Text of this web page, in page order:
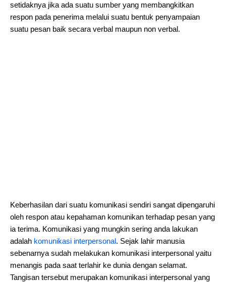
setidaknya jika ada suatu sumber yang membangkitkan
respon pada penerima melalui suatu bentuk penyampaian
suatu pesan baik secara verbal maupun non verbal.
Keberhasilan dari suatu komunikasi sendiri sangat dipengaruhi
oleh respon atau kepahaman komunikan terhadap pesan yang
ia terima. Komunikasi yang mungkin sering anda lakukan
adalah komunikasi interpersonal. Sejak lahir manusia
sebenarnya sudah melakukan komunikasi interpersonal yaitu
menangis pada saat terlahir ke dunia dengan selamat.
Tangisan tersebut merupakan komunikasi interpersonal yang